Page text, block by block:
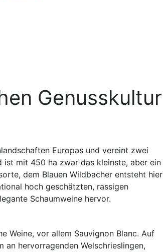
Genusskultur
Europas und vereint zwei
ist mit 450 ha zwar das kleinste, aber ein
dem Blauen Wildbacher entsteht hier
hoch geschätzten, rassigen
Schaumweine hervor.
Weine, vor allem Sauvignon Blanc. Auf
hervorragenden Welschrieslingen,